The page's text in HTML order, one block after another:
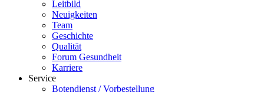
Leitbild
Neuigkeiten
Team
Geschichte
Qualität
Forum Gesundheit
Karriere
Service
Botendienst / Vorbestellung